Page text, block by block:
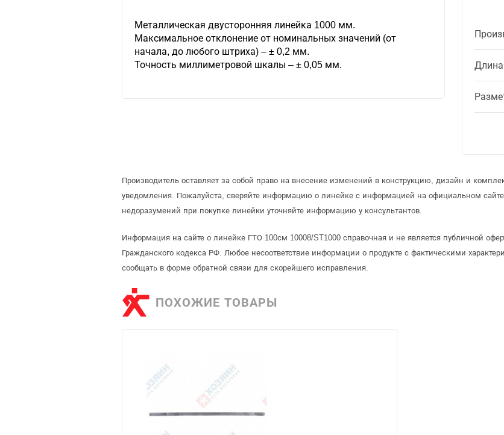
Длина
Металлическая двусторонняя линейка 1000 мм.
Максимальное отклонение от номинальных значений (от
начала, до любого штриха) – ± 0,2 мм.
Точность миллиметровой шкалы – ± 0,05 мм.
Производитель оставляет за собой право на внесение изменений в конструкцию, дизайн и
уведомления. Пожалуйста, сверяйте информацию о линейке с информацией на официальном
недоразумений при покупке линейки уточняйте информацию у консультантов.
Информация на сайте о линейке ГТО 100см 10008/ST1000 справочная и не является публичной
Гражданского кодекса РФ. Любое несоответствие информации о продукте с фактическими
сообщать в форме обратной связи для скорейшего исправления.
ПОХОЖИЕ ТОВАРЫ